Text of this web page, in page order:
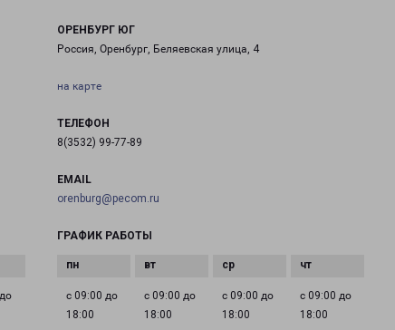
ОРЕНБУРГ ЮГ
Россия, Оренбург, Беляевская улица, 4
на карте
ТЕЛЕФОН
8(3532) 99-77-89
EMAIL
orenburg@pecom.ru
ГРАФИК РАБОТЫ
с 09:00 до
18:00
с 09:00 до
18:00
с 09:00 до
18:00
с 09:00 до
18:00